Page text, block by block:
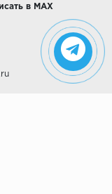
в MAX